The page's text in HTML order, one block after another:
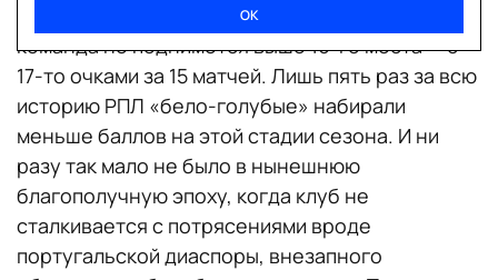
По итогам первого круга чемпионата России
команда не поднимется выше 10-го места — с
17-то очками за 15 матчей. Лишь пять раз за всю
историю РПЛ «бело-голубые» набирали
меньше баллов на этой стадии сезона. И ни
разу так мало не было в нынешнюю
благополучную эпоху, когда клуб не
сталкивается с потрясениями вроде
португальской диаспоры, внезапного
ОК